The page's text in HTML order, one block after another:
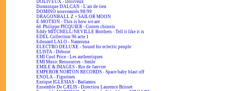
DOLIVEUX - Doliveux
Dominique DALCAN - L'air de rien
DOMINO nouveautés 98/99
DRAGONBALL Z + SAILOR MOON
E-MOTION - This is how we are
éd. Philippe PICQUIER - Contes chinois
Eddy MITCHELL/NEVILLE Brothers - Tell it like it is
EDEL Collection 96 acte 1
Edouard LALO - Namouna
ELECTRO DELUXE - Sound for eclectic people
ELISTA - Debout
EMI Cool Price - Les authentiques
EMI Music Ressources - Smile
EMILE & IMAGES - Rio de Janvier
EMPEROR NORTON RECORDS - Space baby blast off
ENOLA - Figurines
Enrique IGLESIAS - Bailamos
Ensemble De CÆLIS - Direction Laurence Brisset